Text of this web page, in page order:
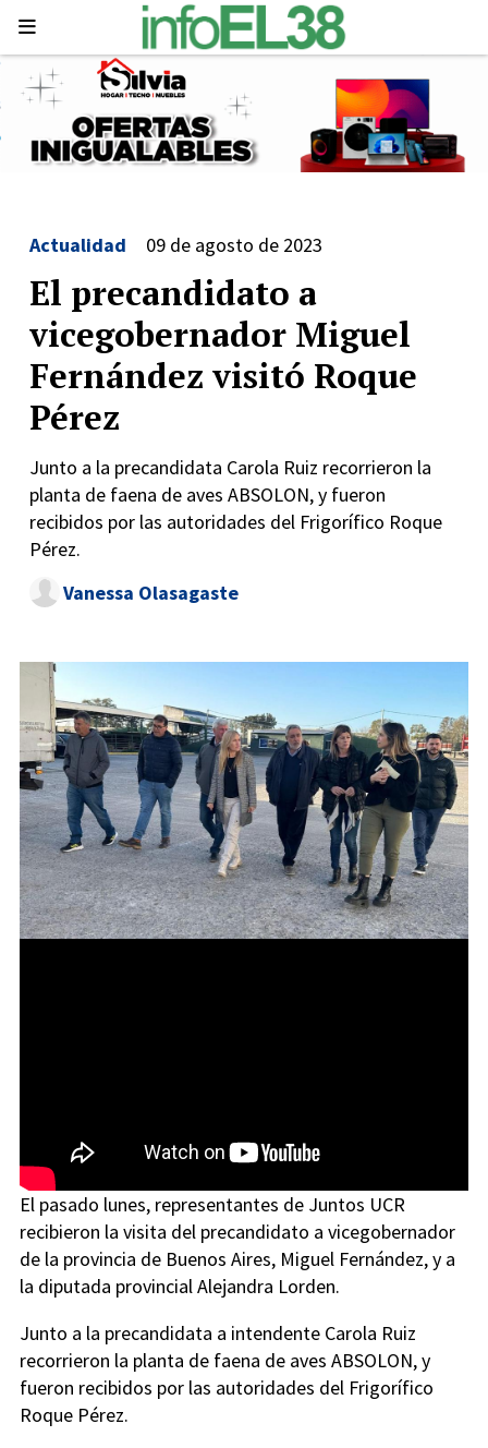
El precandidato a
vicegobernador Miguel
Fernández visitó Roque
Pérez
Junto a la precandidata Carola Ruiz recorrieron la
planta de faena de aves ABSOLON, y fueron
recibidos por las autoridades del Frigorífico Roque
Pérez.
Actualidad 09 de agosto de 2023
Vanessa Olasagaste
El pasado lunes, representantes de Juntos UCR
recibieron la visita del precandidato a vicegobernador
de la provincia de Buenos Aires, Miguel Fernández, y a
la diputada provincial Alejandra Lorden.
Junto a la precandidata a intendente Carola Ruiz
recorrieron la planta de faena de aves ABSOLON, y
fueron recibidos por las autoridades del Frigorífico
Roque Pérez.